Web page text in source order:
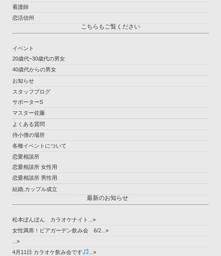
看護師
恋活信州
こちらもご覧ください
イベント
20歳代~30歳代の男女
40歳代からの男女
お知らせ
スタッフブログ
サポーターS
マスター佐藤
よくある質問
侍小僧の場所
各種イベントについて
恋愛相談所
恋愛相談所 女性用
恋愛相談所 男性用
結婚,カップル成立
最新のお知らせ
松本ぼんぼん カラオケナイト...»
女性満席！ビアガーデン飲み会 6/2...»
...»
4月11日 カラオケ飲み会です
...»